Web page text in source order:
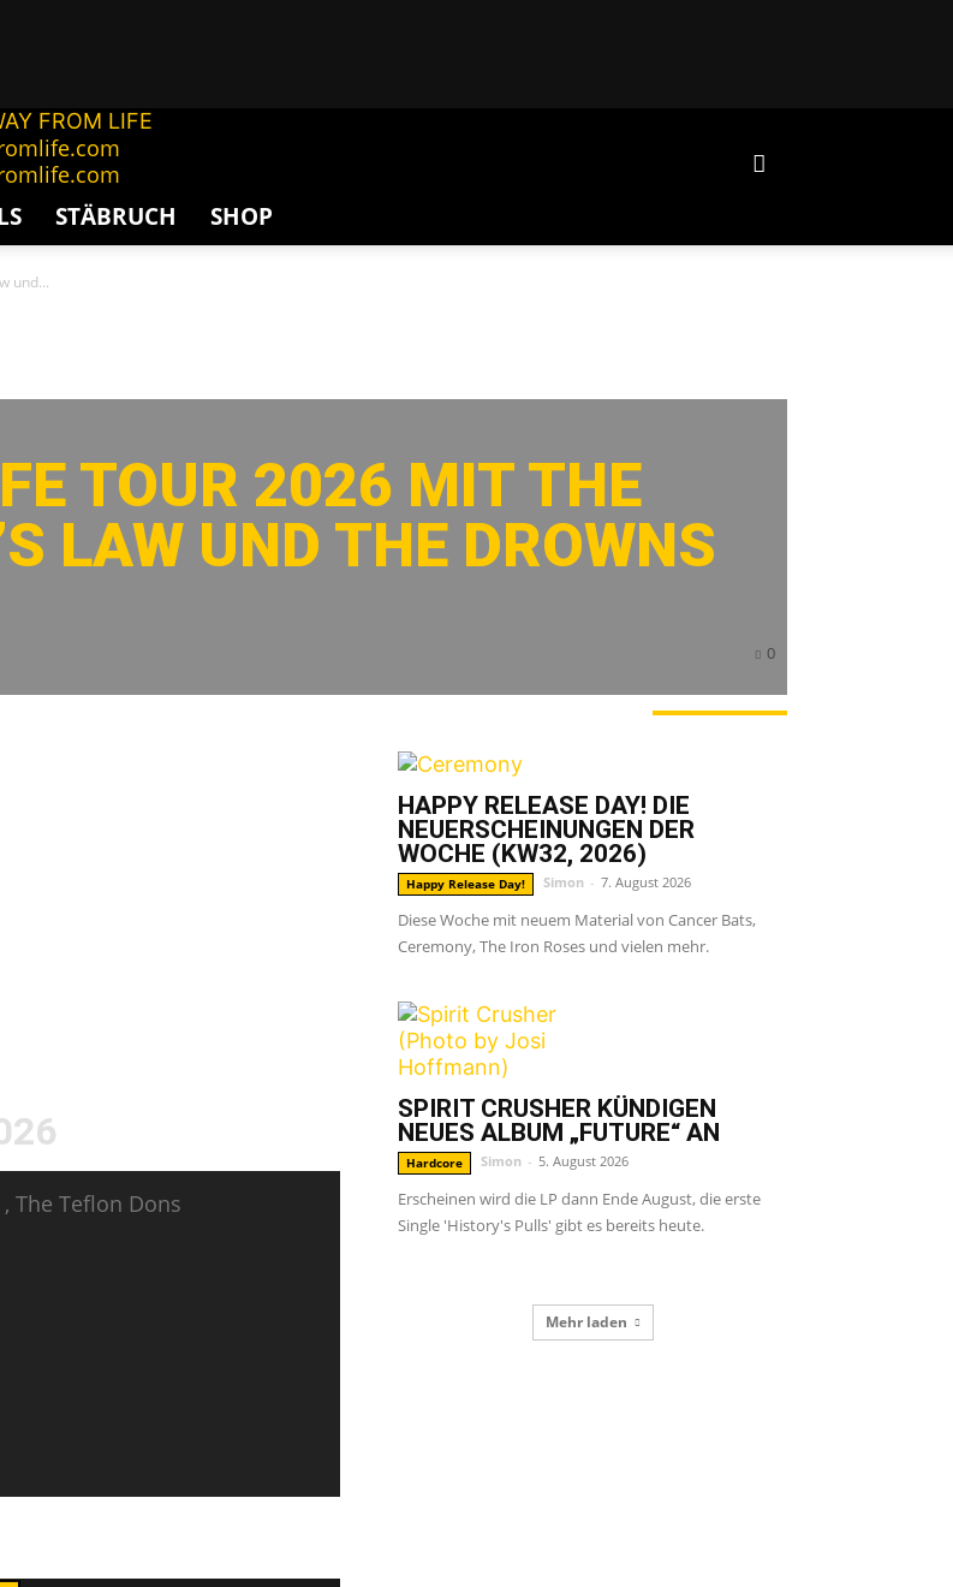
FROM LIFE
STÄBRUCH SHOP
und...
TOUR 2026 MIT THE
LAW UND THE DROWNS
0
The Teflon Dons
HAPPY RELEASE DAY! DIE
NEUERSCHEINUNGEN DER
WOCHE (KW32, 2026)
Happy Release Day! Simon - 7. August 2026
Diese Woche mit neuem Material von Cancer Bats,
Ceremony, The Iron Roses und vielen mehr.
SPIRIT CRUSHER KÜNDIGEN
NEUES ALBUM „FUTURE“ AN
Hardcore Simon - 5. August 2026
Erscheinen wird die LP dann Ende August, die erste
Single 'History's Pulls' gibt es bereits heute.
Mehr laden